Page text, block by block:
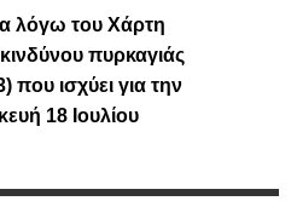
λόγω του Χάρτη
πυρκαγιάς
που ισχύει για την
18 Ιουλίου